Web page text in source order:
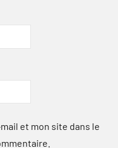
et mon site dans le